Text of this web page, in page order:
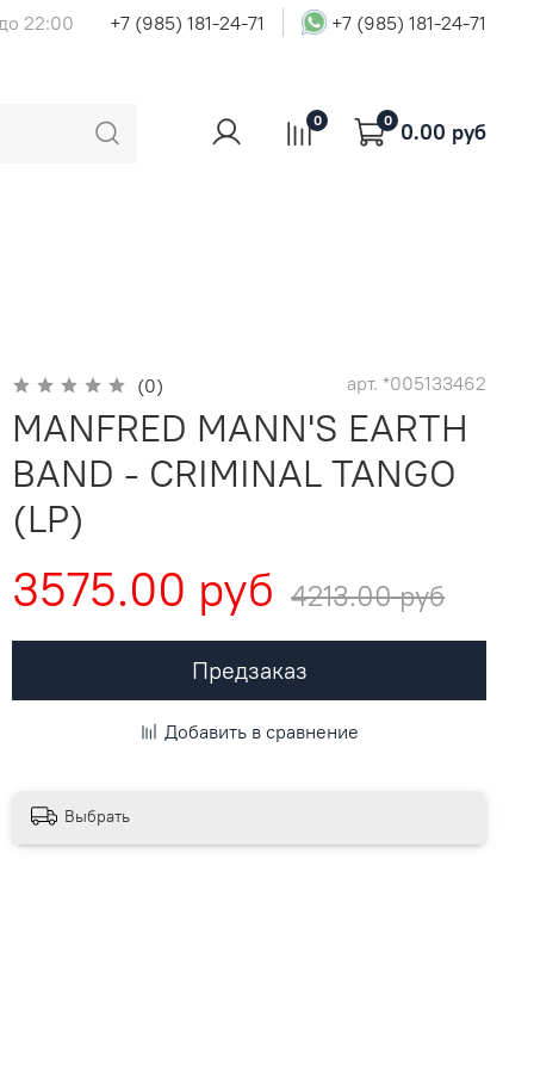
22:00 +7 (985) 181-24-71 +7 (985) 181-24-71
0 0 0.00 руб
(0) арт. *005133462
MANFRED MANN'S EARTH
BAND - CRIMINAL TANGO
(LP)
3575.00 руб 4213.00 руб
Предзаказ
Добавить в сравнение
Выбрать